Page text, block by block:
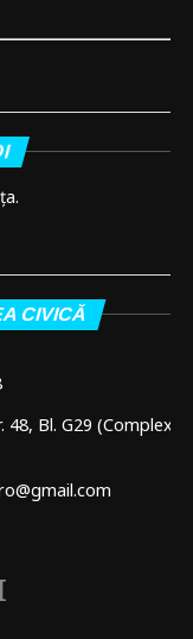
CIVICĂ
Bl. G29 (Complex